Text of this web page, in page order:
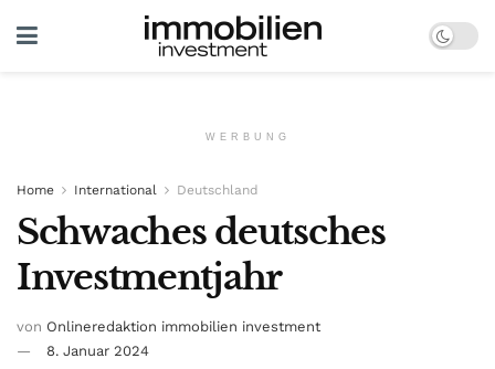
WERBUNG
Home International Deutschland
Schwaches deutsches
Investmentjahr
von Onlineredaktion immobilien investment
8. Januar 2024